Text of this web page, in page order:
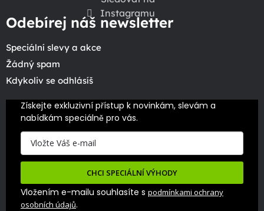
Instagramu
Odebírej náš newsletter
Speciální slevy a akce
Žádný spam
Kdykoliv se odhlásíš
Získejte exkluzivní přístup k novinkám, slevám a
nabídkám speciálně pro vás.
CHCI SPECIÁLNÍ VÝHODY
Vložením e-mailu souhlasíte s podmínkami ochrany
osobních údajů.